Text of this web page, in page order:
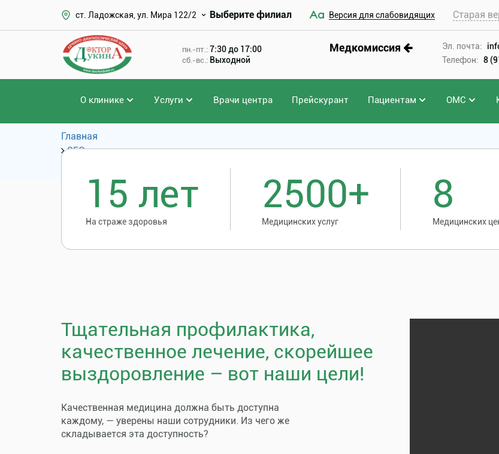
ст. Ладожская, ул. Мира 122/2 Выберите филиал Версия для слабовидящих Старая
пн.-пт.: 7:30 до 17:00
сб.-вс.: Выходной
Медкомиссия Эл. почта:
Телефон: 8
О клинике Услуги Врачи центра Прейскурант Пациентам ОМС
Главная
SEO
15 лет
На страже здоровья
2500+
Медицинских услуг
8
Медицинских
Тщательная профилактика,
качественное лечение, скорейшее
выздоровление – вот наши цели!
Качественная медицина должна быть доступна
каждому, — уверены наши сотрудники. Из чего же
складывается эта доступность?